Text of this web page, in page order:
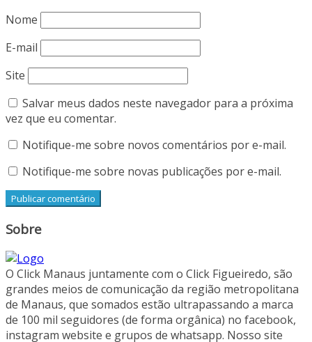
Nome
E-mail
Site
Salvar meus dados neste navegador para a próxima
vez que eu comentar.
Notifique-me sobre novos comentários por e-mail.
Notifique-me sobre novas publicações por e-mail.
Sobre
O Click Manaus juntamente com o Click Figueiredo, são
grandes meios de comunicação da região metropolitana
de Manaus, que somados estão ultrapassando a marca
de 100 mil seguidores (de forma orgânica) no facebook,
instagram website e grupos de whatsapp. Nosso site